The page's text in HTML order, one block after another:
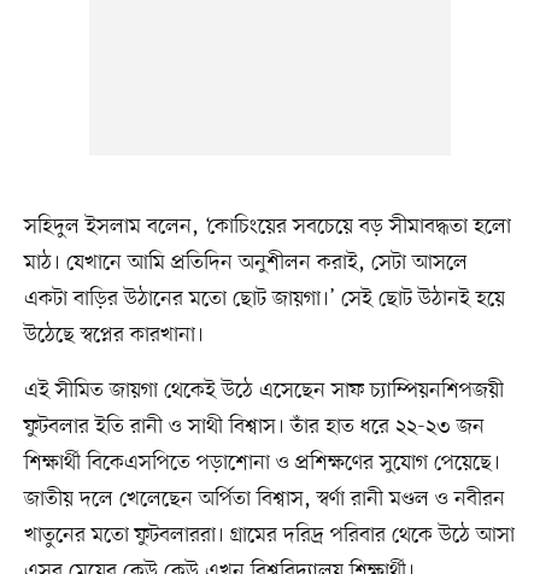
সহিদুল ইসলাম বলেন, ‘কোচিংয়ের সবচেয়ে বড় সীমাবদ্ধতা হলো
মাঠ। যেখানে আমি প্রতিদিন অনুশীলন করাই, সেটা আসলে
একটা বাড়ির উঠানের মতো ছোট জায়গা।’ সেই ছোট উঠানই হয়ে
উঠেছে স্বপ্নের কারখানা।
এই সীমিত জায়গা থেকেই উঠে এসেছেন সাফ চ্যাম্পিয়নশিপজয়ী
ফুটবলার ইতি রানী ও সাথী বিশ্বাস। তাঁর হাত ধরে ২২-২৩ জন
শিক্ষার্থী বিকেএসপিতে পড়াশোনা ও প্রশিক্ষণের সুযোগ পেয়েছে।
জাতীয় দলে খেলেছেন অর্পিতা বিশ্বাস, স্বর্ণা রানী মণ্ডল ও নবীরন
খাতুনের মতো ফুটবলাররা। গ্রামের দরিদ্র পরিবার থেকে উঠে আসা